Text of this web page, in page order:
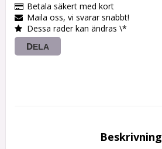
Betala säkert med kort
Maila oss, vi svarar snabbt!
Dessa rader kan ändras \*
DELA
Beskrivning